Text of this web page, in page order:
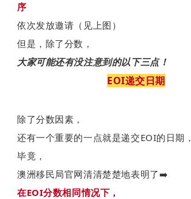
序
依次发放邀请（见上图）
但是， 除了分数，
大家可能还有没注意到的以下三点！
EOI递交日期
除了分数因素，
还有一个重要的一点就是递交EOI的日期，
毕竟，
澳洲移民局官网清清楚楚地表明了➡️
在EOI分数相同情况下，